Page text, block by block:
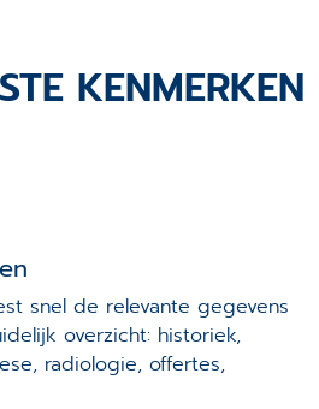
KENMERKEN
snel de relevante gegevens
overzicht: historiek,
radiologie, offertes,